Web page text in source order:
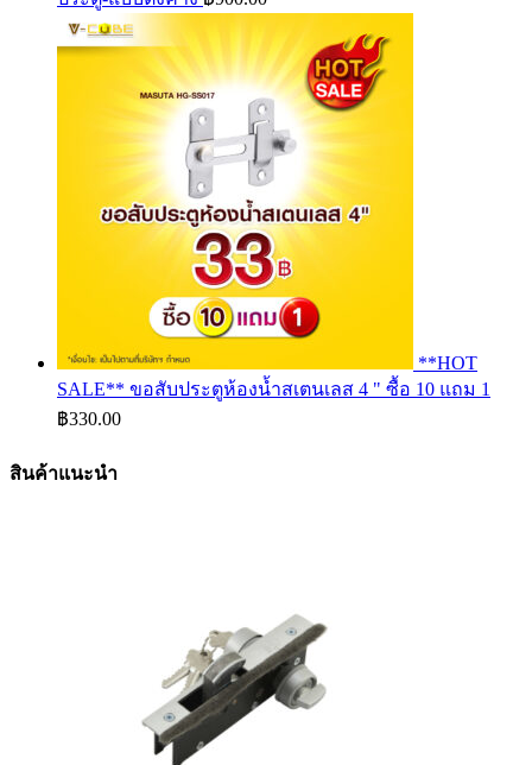
**HOT
SALE** ขอสับประตูห้องน้ำสเตนเลส 4 " ซื้อ 10 แถม 1
฿330.00
สินค้าแนะนำ